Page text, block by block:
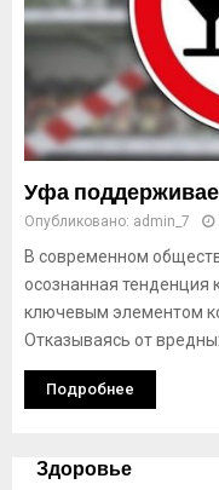
Уфа
Опубликовано: admin_7
В современном
осознанная тенденция
ключевым элементом
Отказываясь от
Подробнее
Здоровье